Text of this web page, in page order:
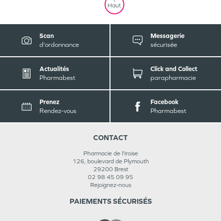
Haut
Scan
d'ordonnance
Messagerie
sécurisée
Actualités
Pharmabest
Click and Collect
parapharmacie
Prenez
Rendez-vous
Facebook
Pharmabest
CONTACT
Pharmacie de l'Iroise
126, boulevard de Plymouth
29200 Brest
02 98 45 09 95
Rejoignez-nous
PAIEMENTS SÉCURISÉS